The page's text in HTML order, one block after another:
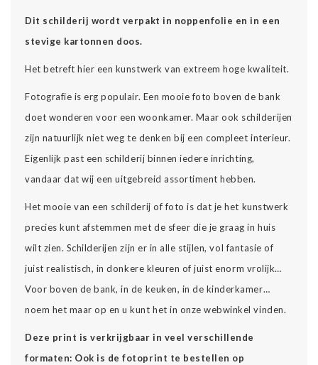
Dit schilderij wordt verpakt in noppenfolie en in een
stevige kartonnen doos.
Het betreft hier een kunstwerk van extreem hoge kwaliteit.
Fotografie is erg populair. Een mooie foto boven de bank
doet wonderen voor een woonkamer. Maar ook schilderijen
zijn natuurlijk niet weg te denken bij een compleet interieur.
Eigenlijk past een schilderij binnen iedere inrichting,
vandaar dat wij een uitgebreid assortiment hebben.
Het mooie van een schilderij of foto is dat je het kunstwerk
precies kunt afstemmen met de sfeer die je graag in huis
wilt zien. Schilderijen zijn er in alle stijlen, vol fantasie of
juist realistisch, in donkere kleuren of juist enorm vrolijk…
Voor boven de bank, in de keuken, in de kinderkamer…
noem het maar op en u kunt het in onze webwinkel vinden.
Deze print is verkrijgbaar in veel verschillende
formaten: Ook is de fotoprint te bestellen op